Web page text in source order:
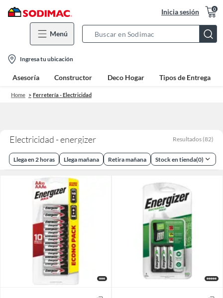
Inicia sesión 0
Menú
Bar
location-
icon
Ingresa tu ubicación
Asesoría Constructor Deco Hogar Tipos de Entrega
Home Ferretería - Electricidad
Electricidad - energizer Resultados (82)
Llega en 2 horas Llega mañana Retira mañana Stock en tienda(0)